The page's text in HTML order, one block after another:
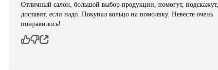
Отличный салон, большой выбор продукции, помогут, подскажут,
доставят, если надо. Покупал кольцо на помолвку. Невесте очень
понравилось!